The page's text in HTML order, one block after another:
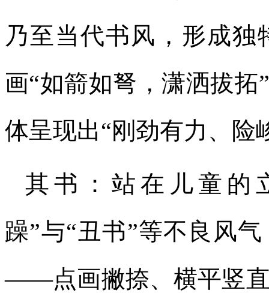
乃至当代书风，形成独
画“如箭如弩，潇洒拔
体呈现出“刚劲有力、险
其书：站在儿童的
躁”与“丑书”等不良风
——点画撇捺、横平竖